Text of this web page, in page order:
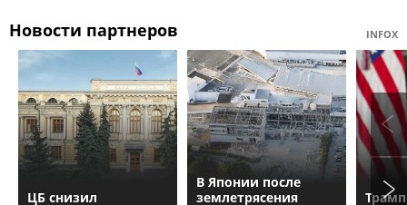
Новости партнеров INFOX
ЦБ снизил
В Японии после
землетрясения